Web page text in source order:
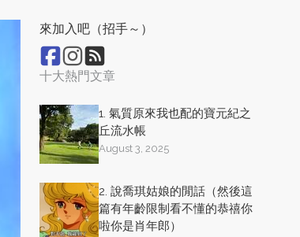
來加入吧（招手～）
十大熱門文章
1. 氣質原來我也配的寶元紀之
丘流水帳
August 3, 2025
2. 說喬琪姑娘的閒話（然後這
篇有年齡限制看不懂的恭禧你
啦你是肖年郎）